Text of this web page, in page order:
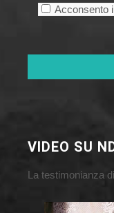
Acconsento
VIDEO SU
La testimonianza